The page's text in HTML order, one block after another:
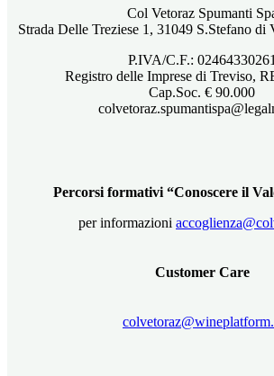
Col Vetoraz Spumanti
Strada Delle Treziese 1, 31049 S.Stefano di
P.IVA/C.F.: 02464330261
Registro delle Imprese di Treviso,
Cap.Soc. € 90.000
Percorsi formativi “Conoscere il
per informazioni
Customer Care